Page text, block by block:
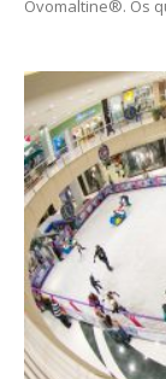
Ovomaltine®. Os